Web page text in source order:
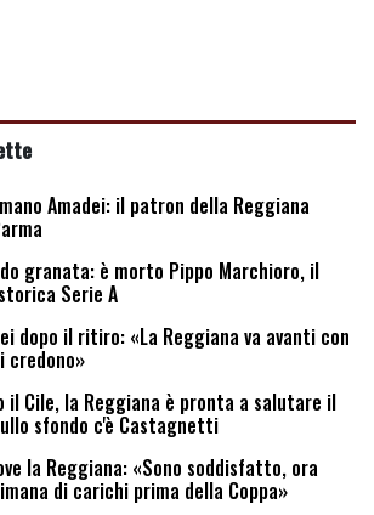
Amadei: il patron della Reggiana
granata: è morto Pippo Marchioro, il
Serie A
dopo il ritiro: «La Reggiana va avanti con
credono»
il Cile, la Reggiana è pronta a salutare il
sfondo c'è Castagnetti
la Reggiana: «Sono soddisfatto, ora
di carichi prima della Coppa»